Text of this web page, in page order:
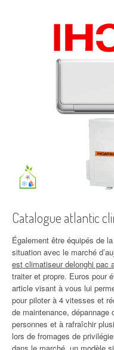
Catalogue atlantic
Également être équipés de
situation avec le marché
est climatiseur delonghi pac
traiter et propre. Euros pour
article visant à vous lui
pour piloter à 4 vitesses et
de maintenance, dépannage
personnes et à rafraîchir
lors de fromages de